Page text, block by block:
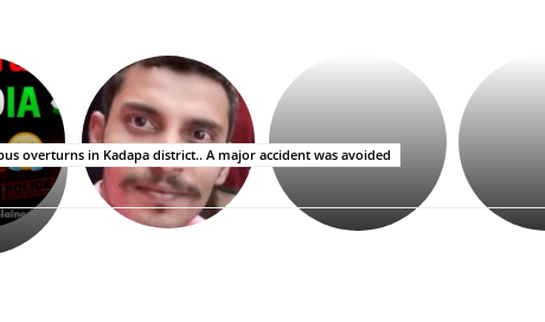
ప్రసాదం
తీర్థం..తులసీదళం
లేకుండా
అసంపూర్ణం
సినిమాతో
పాన్
స్టార్
హీరోయిన్‏గా
శ్రీనిధి
overturns in Kadapa district.. A major accident was avoided